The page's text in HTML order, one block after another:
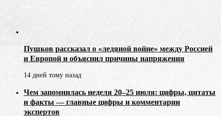
Пушков рассказал о «ледяной войне» между Россией
и Европой и объяснил причины напряжения
14 дней тому назад
Чем запомнилась неделя 20–25 июля: цифры, цитаты
и факты — главные цифры и комментарии
экспертов